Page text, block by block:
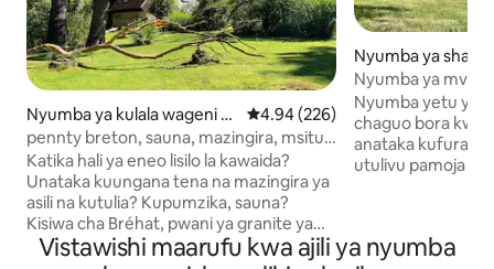
Nyumba ya kulala wageni h
uko Plourivo
Ukadiriaji wa wastani wa 4.94
4.94 (226)
pennty breton, sauna, mazingira, msitu,
bahari, paimpol
Katika hali ya eneo lisilo la kawaida?
Unataka kuungana tena na mazingira ya
asili na kutulia? Kupumzika, sauna?
Kisiwa cha Bréhat, pwani ya granite ya
waridi, Paimpol, Tréguier, Pontrieux,
Nyumba ya
Ploubazlanec
Nyumba ya
bahari 💙
Nyumba yetu ya
chaguo bora kwa
anataka kufurahia
utulivu pamoja na
Paimpol,
Vistawishi maarufu kwa ajili ya nyumba